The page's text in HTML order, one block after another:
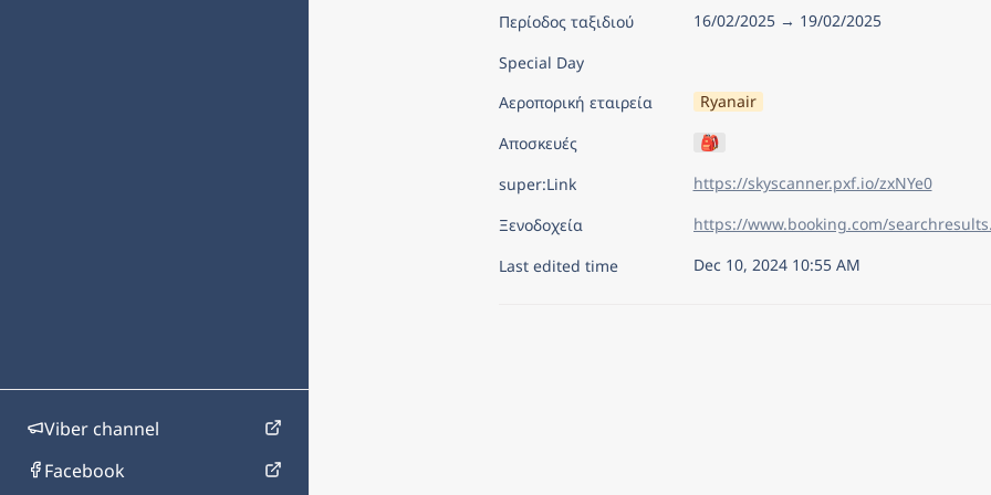
Viber channel
Facebook
Περίοδος ταξιδιού
16/02/2025 → 19/02/2025
Special Day
Αεροπορική εταιρεία
Ryanair
Αποσκευές
🎒
super:Link
https://skyscanner.pxf.io/zxNYe0
Ξενοδοχεία
Last edited time
Dec 10, 2024 10:55 AM